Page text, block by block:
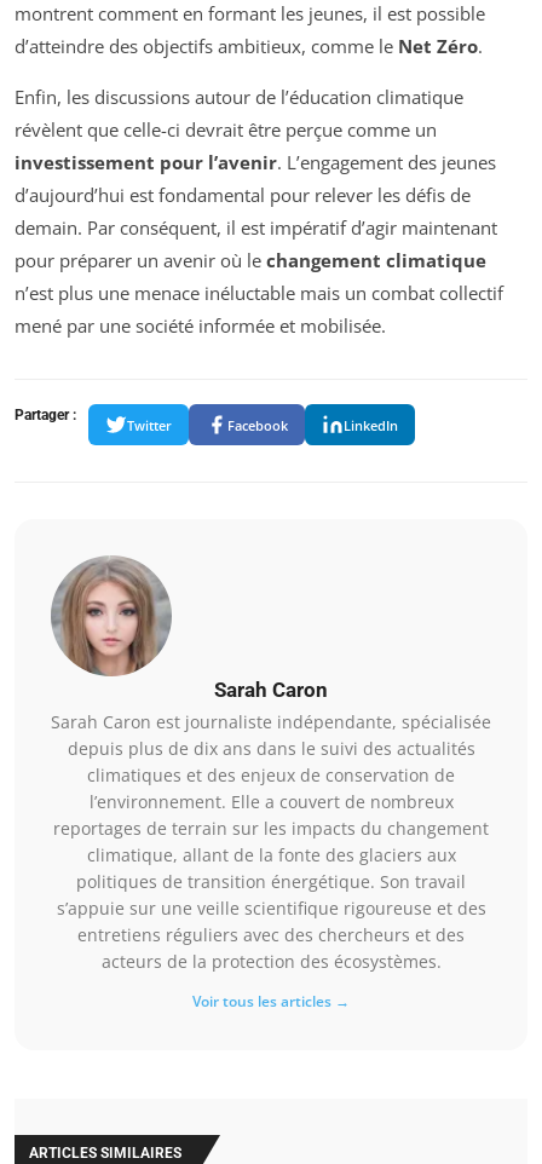
montrent comment en formant les jeunes, il est possible
d’atteindre des objectifs ambitieux, comme le Net Zéro.
Enfin, les discussions autour de l’éducation climatique
révèlent que celle-ci devrait être perçue comme un
investissement pour l’avenir. L’engagement des jeunes
d’aujourd’hui est fondamental pour relever les défis de
demain. Par conséquent, il est impératif d’agir maintenant
pour préparer un avenir où le changement climatique
n’est plus une menace inéluctable mais un combat collectif
mené par une société informée et mobilisée.
Partager :
Twitter Facebook LinkedIn
Sarah Caron
Sarah Caron est journaliste indépendante, spécialisée
depuis plus de dix ans dans le suivi des actualités
climatiques et des enjeux de conservation de
l’environnement. Elle a couvert de nombreux
reportages de terrain sur les impacts du changement
climatique, allant de la fonte des glaciers aux
politiques de transition énergétique. Son travail
s’appuie sur une veille scientifique rigoureuse et des
entretiens réguliers avec des chercheurs et des
acteurs de la protection des écosystèmes.
Voir tous les articles →
ARTICLES SIMILAIRES